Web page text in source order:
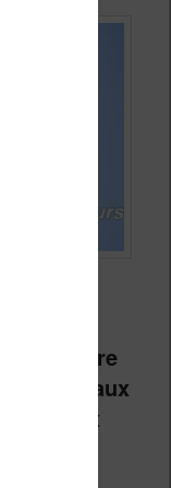
de lecture
choix aux
et aux